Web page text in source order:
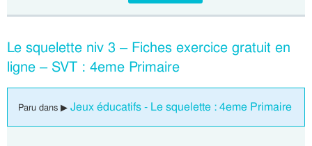
Le squelette niv 3 – Fiches exercice gratuit en
ligne – SVT : 4eme Primaire
Paru dans ▶ Jeux éducatifs - Le squelette : 4eme Primaire